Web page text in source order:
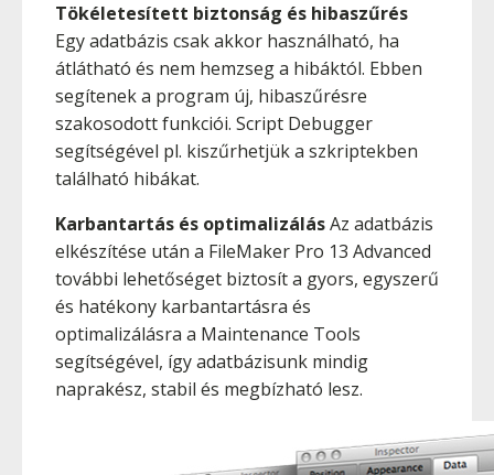
Tökéletesített biztonság és hibaszűrés
Egy adatbázis csak akkor használható, ha
átlátható és nem hemzseg a hibáktól. Ebben
segítenek a program új, hibaszűrésre
szakosodott funkciói. Script Debugger
segítségével pl. kiszűrhetjük a szkriptekben
található hibákat.
Karbantartás és optimalizálásAz adatbázis
elkészítése után a FileMaker Pro 13 Advanced
további lehetőséget biztosít a gyors, egyszerű
és hatékony karbantartásra és
optimalizálásra a Maintenance Tools
segítségével, így adatbázisunk mindig
naprakész, stabil és megbízható lesz.